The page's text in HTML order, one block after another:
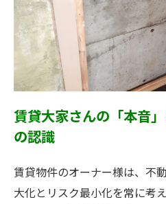
賃貸大家さんの「本音
の認識
賃貸物件のオーナー様は、不
大化とリスク最小化を常に考